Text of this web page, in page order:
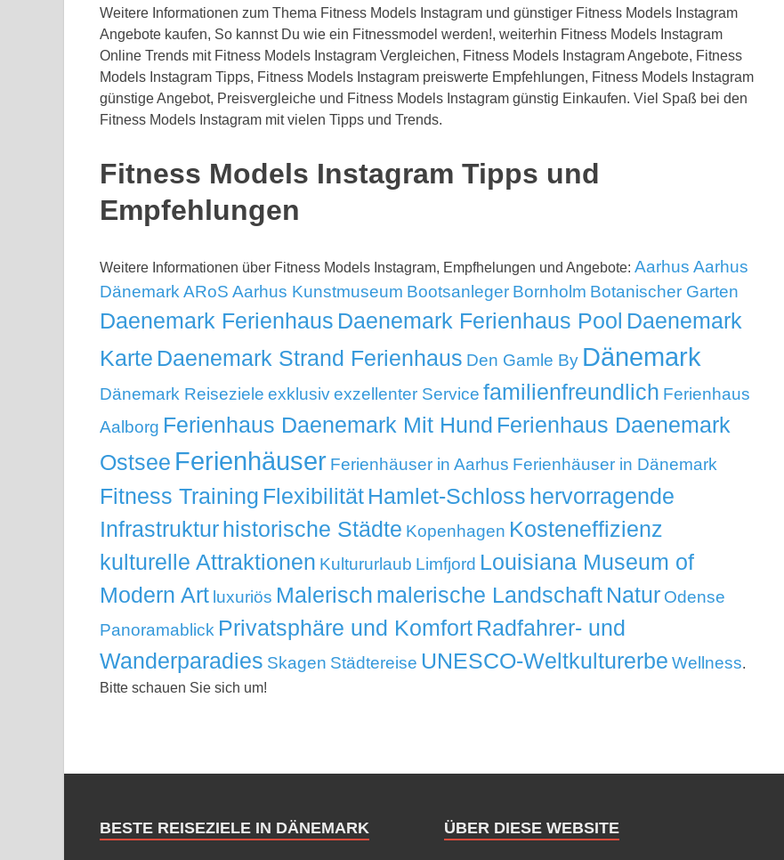
Weitere Informationen zum Thema Fitness Models Instagram und günstiger Fitness Models Instagram
Angebote kaufen, So kannst Du wie ein Fitnessmodel werden!, weiterhin Fitness Models Instagram
Online Trends mit Fitness Models Instagram Vergleichen, Fitness Models Instagram Angebote, Fitness
Models Instagram Tipps, Fitness Models Instagram preiswerte Empfehlungen, Fitness Models Instagram
günstige Angebot, Preisvergleiche und Fitness Models Instagram günstig Einkaufen. Viel Spaß bei den
Fitness Models Instagram mit vielen Tipps und Trends.
Fitness Models Instagram Tipps und
Empfehlungen
Weitere Informationen über Fitness Models Instagram, Empfhelungen und Angebote: Aarhus Aarhus
Dänemark ARoS Aarhus Kunstmuseum Bootsanleger Bornholm Botanischer Garten
Daenemark Ferienhaus Daenemark Ferienhaus Pool Daenemark
Karte Daenemark Strand Ferienhaus Den Gamle By Dänemark
Dänemark Reiseziele exklusivexzellenter Service familienfreundlich Ferienhaus
Aalborg Ferienhaus Daenemark Mit Hund Ferienhaus Daenemark
Ostsee Ferienhäuser Ferienhäuser in Aarhus Ferienhäuser in Dänemark
Fitness Training Flexibilität Hamlet-Schloss hervorragende
Infrastrukturhistorische Städte Kopenhagen Kosteneffizienz
kulturelle Attraktionen Kultururlaub Limfjord Louisiana Museum of
Modern Art luxuriös Malerisch malerische Landschaft Natur Odense
Panoramablick Privatsphäre und Komfort Radfahrer- und
Wanderparadies Skagen Städtereise UNESCO-Weltkulturerbe Wellness.
Bitte schauen Sie sich um!
BESTE REISEZIELE IN DÄNEMARK ÜBER DIESE WEBSITE